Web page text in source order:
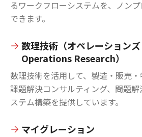
るワークフローシステムを、ノン
できます。
数理技術（オペレーションズ
Operations Research）
数理技術を活用して、製造・販売
課題解決コンサルティング、問題
ステム構築を提供しています。
マイグレーション